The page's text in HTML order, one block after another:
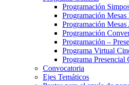
Programación
Programación Mesas
Programación
Programación
Programación –
Programa Virtual
Programa Presencial
Convocatoria
Ejes Temáticos